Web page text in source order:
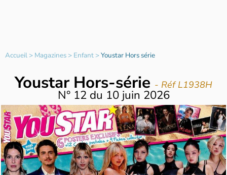
Accueil> Magazines> Enfant>Youstar Hors série
Youstar Hors-série - Réf L1938H
N° 12 du 10 juin 2026